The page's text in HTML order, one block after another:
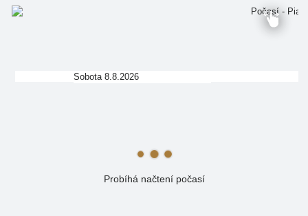
Probíhá načtení počasí
Sobota 8.8.2026